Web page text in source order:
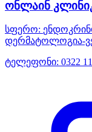
ონლაინ
სფერო:
დერმატოლოგია-
ტელეფონი: 0322